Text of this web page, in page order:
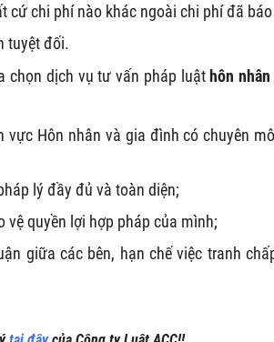
cứ chi phí nào khác ngoài chi phí đã
tuyệt đối.
chọn dịch vụ tư vấn pháp luật hôn
Hôn nhân và gia đình có chuyên
lý đầy đủ và toàn diện;
vệ quyền lợi hợp pháp của mình;
giữa các bên, hạn chế việc tranh